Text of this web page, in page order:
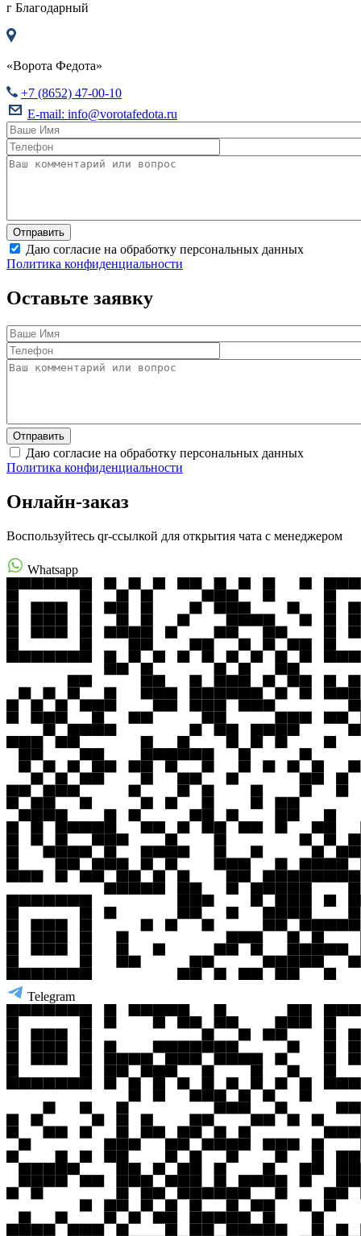
г Благодарный
«Ворота Федота»
+7 (8652) 47-00-10
E-mail: info@vorotafedota.ru
Даю согласие на обработку персональных данных
Политика конфиденциальности
Оставьте заявку
Даю согласие на обработку персональных данных
Политика конфиденциальности
Онлайн-заказ
Воспользуйтесь qr-ссылкой для открытия чата с менеджером
Whatsapp
Telegram